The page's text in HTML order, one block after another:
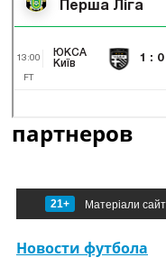
партнеров
21+ Матеріали
Новости футбола